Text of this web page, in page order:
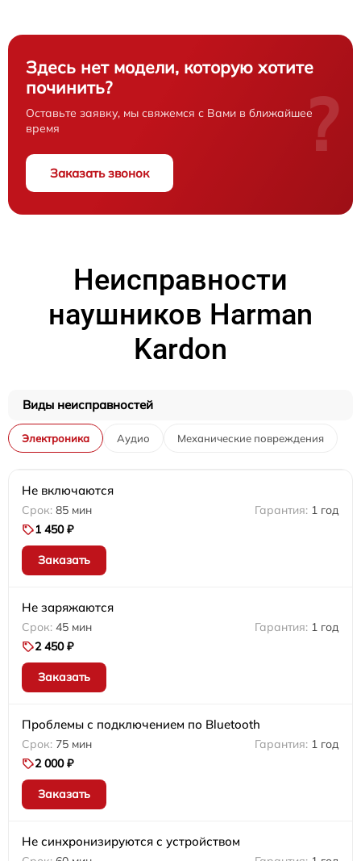
Здесь нет модели, которую хотите
починить?
Оставьте заявку, мы свяжемся с Вами в ближайшее
время
Заказать звонок
?
Неисправности
наушников Harman
Kardon
Виды неисправностей
Электроника Аудио Механические повреждения
Не включаются
85 мин
1 год
1 450 ₽
Заказать
Не заряжаются
45 мин
1 год
2 450 ₽
Заказать
Проблемы с подключением по Bluetooth
75 мин
1 год
2 000 ₽
Заказать
Не синхронизируются с устройством